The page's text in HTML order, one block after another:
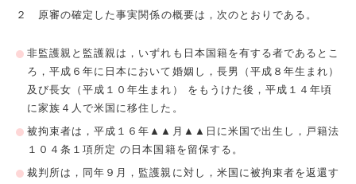
２ 原審の確定した事実関係の概要は，次のとおりである。
非監護親と監護親は，いずれも日本国籍を有する者であるとこ
ろ，平成６年に日本において婚姻し，長男（平成８年生まれ）
及び長女（平成１０年生まれ） をもうけた後，平成１４年頃
に家族４人で米国に移住した。
被拘束者は，平成１６年▲▲月▲▲日に米国で出生し，戸籍法
１０４条１項所定 の日本国籍を留保する。
裁判所は，同年９月，監護親に対し，米国に被拘束者を返還す